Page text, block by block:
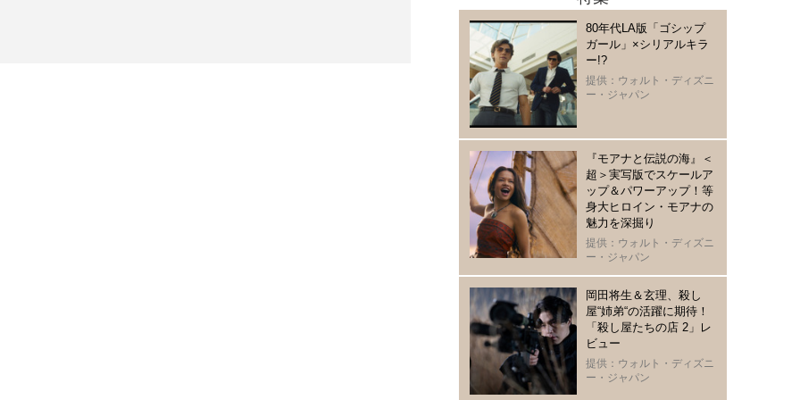
80年代LA版「ゴシップ
ガール」×シリアルキラ
ー!?
提供：ウォルト・ディズニ
ー・ジャパン
『モアナと伝説の海』＜
超＞実写版でスケールア
ップ＆パワーアップ！等
身大ヒロイン・モアナの
魅力を深掘り
提供：ウォルト・ディズニ
ー・ジャパン
岡田将生＆玄理、殺し
屋“姉弟“の活躍に期待！
「殺し屋たちの店 2」レ
ビュー
提供：ウォルト・ディズニ
ー・ジャパン